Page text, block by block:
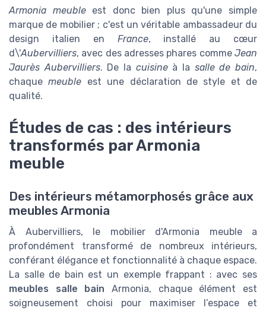
Armonia meubleest donc bien plus qu'une simple
marque de mobilier ; c'est un véritable ambassadeur du
design italien en France, installé au cœur
d\'Aubervilliers, avec des adresses phares comme Jean
Jaurès Aubervilliers. De la cuisineà la salle de bain,
chaquemeuble est une déclaration de style et de
qualité.
Études de cas : des intérieurs
transformés par Armonia
meuble
Des intérieurs métamorphosés grâce aux
meubles Armonia
À Aubervilliers, le mobilier d'Armonia meuble a
profondément transformé de nombreux intérieurs,
conférant élégance et fonctionnalité à chaque espace.
La salle de bain est un exemple frappant : avec ses
meubles salle bain Armonia, chaque élément est
soigneusement choisi pour maximiser l’espace et